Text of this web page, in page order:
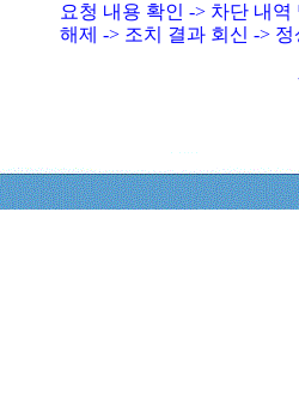
요청 내용 확인 -> 차단 내
해제 -> 조치 결과 회신 ->